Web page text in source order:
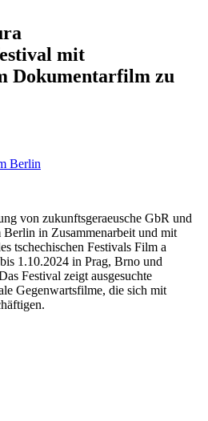
mit
Dokumentarfilm zu
Berlin
von zukunftsgeraeusche GbR und
Berlin in Zusammenarbeit und mit
tschechischen Festivals Film a
1.10.2024 in Prag, Brno und
Festival zeigt ausgesuchte
Gegenwartsfilme, die sich mit